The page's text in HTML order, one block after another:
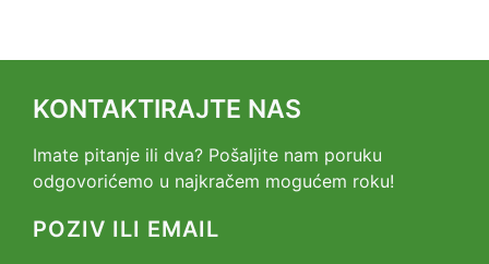
KONTAKTIRAJTE NAS
Imate pitanje ili dva? Pošaljite nam poruku
odgovorićemo u najkračem mogućem roku!
POZIV ILI EMAIL